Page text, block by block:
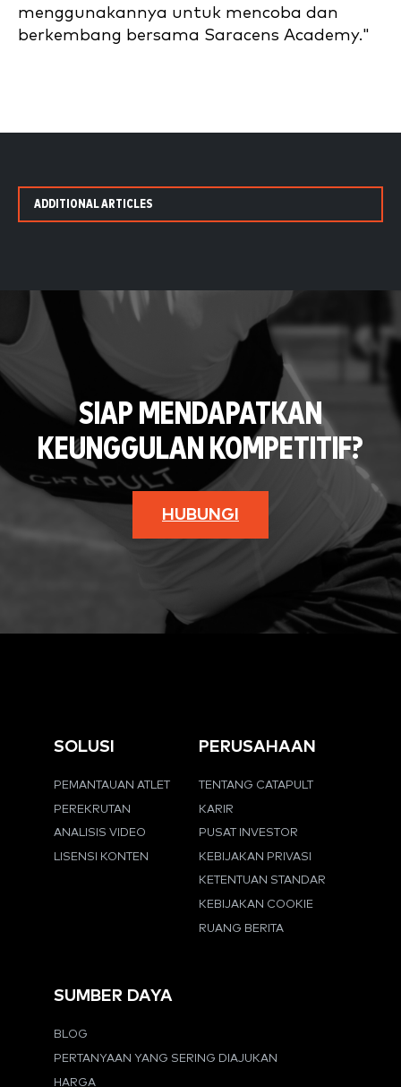
menggunakannya untuk mencoba dan
berkembang bersama Saracens Academy."
ADDITIONAL ARTICLES
SIAP MENDAPATKAN
KEUNGGULAN KOMPETITIF?
HUBUNGI
SOLUSI
PEMANTAUAN ATLET
PEREKRUTAN
ANALISIS VIDEO
LISENSI KONTEN
PERUSAHAAN
TENTANG CATAPULT
KARIR
PUSAT INVESTOR
KEBIJAKAN PRIVASI
KETENTUAN STANDAR
KEBIJAKAN COOKIE
RUANG BERITA
SUMBER DAYA
BLOG
PERTANYAAN YANG SERING DIAJUKAN
HARGA